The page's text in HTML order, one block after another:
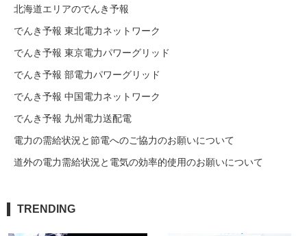
北海道エリアのでんき予報
でんき予報 東北電力ネットワーク
でんき予報 東京電力パワーグリッド
でんき予報 部電力パワーグリッド
でんき予報 中国電力ネットワーク
でんき予報 九州電力送配電
電力の需給状況と節電へのご協力のお願いについて
道外の電力需給状況と電気の効率的使用のお願いについて
TRENDING